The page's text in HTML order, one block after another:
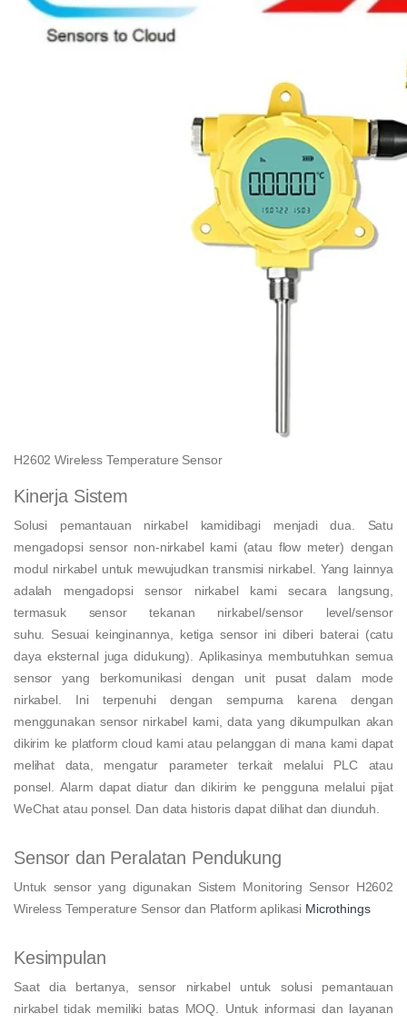
H2602 Wireless Temperature Sensor
Kinerja Sistem
Solusi pemantauan nirkabel kamidibagi menjadi dua. Satu
mengadopsi sensor non-nirkabel kami (atau flow meter) dengan
modul nirkabel untuk mewujudkan transmisi nirkabel. Yang lainnya
adalah mengadopsi sensor nirkabel kami secara langsung,
termasuk sensor tekanan nirkabel/sensor level/sensor
suhu. Sesuai keinginannya, ketiga sensor ini diberi baterai (catu
daya eksternal juga didukung). Aplikasinya membutuhkan semua
sensor yang berkomunikasi dengan unit pusat dalam mode
nirkabel. Ini terpenuhi dengan sempurna karena dengan
menggunakan sensor nirkabel kami, data yang dikumpulkan akan
dikirim ke platform cloud kami atau pelanggan di mana kami dapat
melihat data, mengatur parameter terkait melalui PLC atau
ponsel. Alarm dapat diatur dan dikirim ke pengguna melalui pijat
WeChat atau ponsel. Dan data historis dapat dilihat dan diunduh.
Sensor dan Peralatan Pendukung
Untuk sensor yang digunakan Sistem Monitoring Sensor H2602
Wireless Temperature Sensor dan Platform aplikasi Microthings
Kesimpulan
Saat dia bertanya, sensor nirkabel untuk solusi pemantauan
nirkabel tidak memiliki batas MOQ. Untuk informasi dan layanan